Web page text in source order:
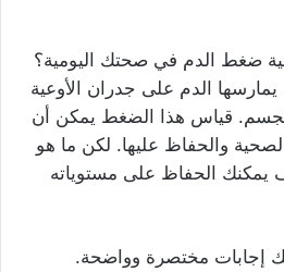
ضغط الدم في صحتك اليومية؟
الدم على جدران الأوعية
الجسم. قياس هذا الضغط يمكن أن
والحفاظ عليها. لكن ما هو
يمكنك الحفاظ على مستوياته
إجابات مختصرة وواضحة.